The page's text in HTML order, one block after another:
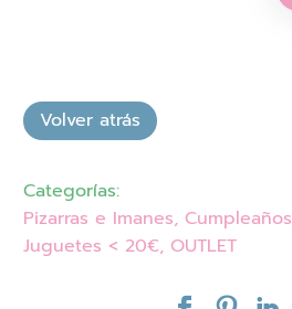
Categorías:
Pizarras e Imanes, Cumpleaños
Juguetes < 20€, OUTLET